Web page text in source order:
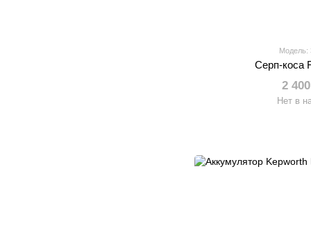
Модель:
Серп-коса
2
Нет в